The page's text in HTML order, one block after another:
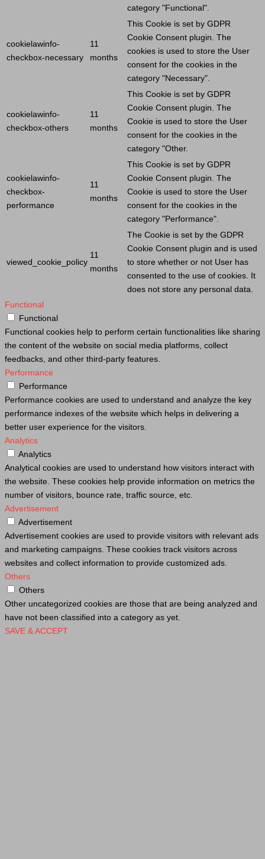
category "Functional".
cookielawinfo-
checkbox-necessary
11
months
This Cookie is set by GDPR
Cookie Consent plugin. The
cookies is used to store the User
consent for the cookies in the
category "Necessary".
cookielawinfo-
checkbox-others
11
months
This Cookie is set by GDPR
Cookie Consent plugin. The
Cookie is used to store the User
consent for the cookies in the
category "Other.
cookielawinfo-
checkbox-
performance
11
months
This Cookie is set by GDPR
Cookie Consent plugin. The
Cookie is used to store the User
consent for the cookies in the
category "Performance".
viewed_cookie_policy
11
months
The Cookie is set by the GDPR
Cookie Consent plugin and is used
to store whether or not User has
consented to the use of cookies. It
does not store any personal data.
Functional
Functional
Functional cookies help to perform certain functionalities like sharing
the content of the website on social media platforms, collect
feedbacks, and other third-party features.
Performance
Performance
Performance cookies are used to understand and analyze the key
performance indexes of the website which helps in delivering a
better user experience for the visitors.
Analytics
Analytics
Analytical cookies are used to understand how visitors interact with
the website. These cookies help provide information on metrics the
number of visitors, bounce rate, traffic source, etc.
Advertisement
Advertisement
Advertisement cookies are used to provide visitors with relevant ads
and marketing campaigns. These cookies track visitors across
websites and collect information to provide customized ads.
Others
Others
Other uncategorized cookies are those that are being analyzed and
have not been classified into a category as yet.
SAVE & ACCEPT